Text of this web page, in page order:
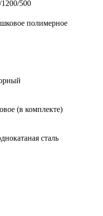
1200/500
полимерное
(в комплекте)
сталь